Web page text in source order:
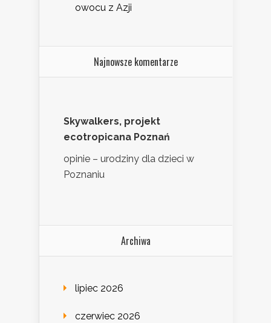
owocu z Azji
Najnowsze komentarze
Skywalkers, projekt
ecotropicana Poznań
opinie – urodziny dla dzieci w
Poznaniu
Archiwa
lipiec 2026
czerwiec 2026